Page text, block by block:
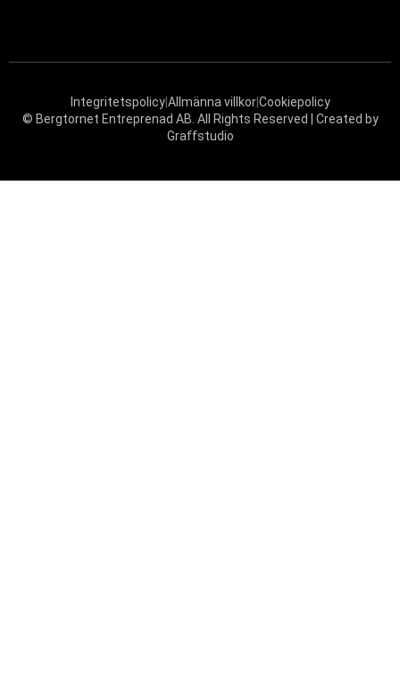
Integritetspolicy|Allmänna villkor|Cookiepolicy
© Bergtornet Entreprenad AB. All Rights Reserved | Created by
Graffstudio